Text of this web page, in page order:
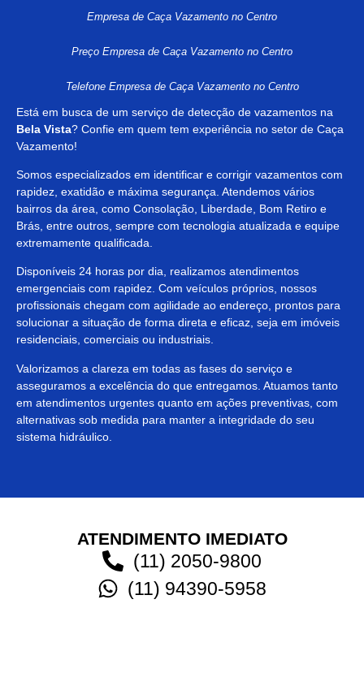
Empresa de Caça Vazamento no Centro
Preço Empresa de Caça Vazamento no Centro
Telefone Empresa de Caça Vazamento no Centro
Está em busca de um serviço de detecção de vazamentos na
Bela Vista? Confie em quem tem experiência no setor de Caça
Vazamento!
Somos especializados em identificar e corrigir vazamentos com
rapidez, exatidão e máxima segurança. Atendemos vários
bairros da área, como Consolação, Liberdade, Bom Retiro e
Brás, entre outros, sempre com tecnologia atualizada e equipe
extremamente qualificada.
Disponíveis 24 horas por dia, realizamos atendimentos
emergenciais com rapidez. Com veículos próprios, nossos
profissionais chegam com agilidade ao endereço, prontos para
solucionar a situação de forma direta e eficaz, seja em imóveis
residenciais, comerciais ou industriais.
Valorizamos a clareza em todas as fases do serviço e
asseguramos a excelência do que entregamos. Atuamos tanto
em atendimentos urgentes quanto em ações preventivas, com
alternativas sob medida para manter a integridade do seu
sistema hidráulico.
ATENDIMENTO IMEDIATO
(11) 2050-9800
(11) 94390-5958